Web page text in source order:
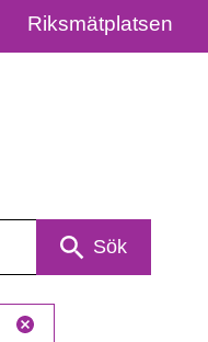
Riksmätplatsen
Sök